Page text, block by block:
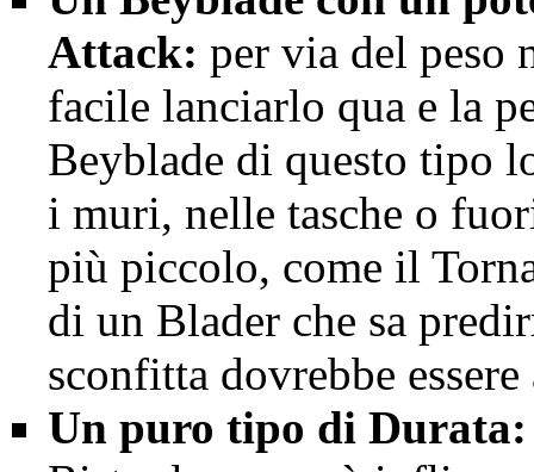
Attack: per via del peso
facile lanciarlo qua e la
Beyblade di questo tipo
i muri, nelle tasche o
più piccolo, come il
di un Blader che sa
sconfitta dovrebbe
Un puro tipo di Durata: